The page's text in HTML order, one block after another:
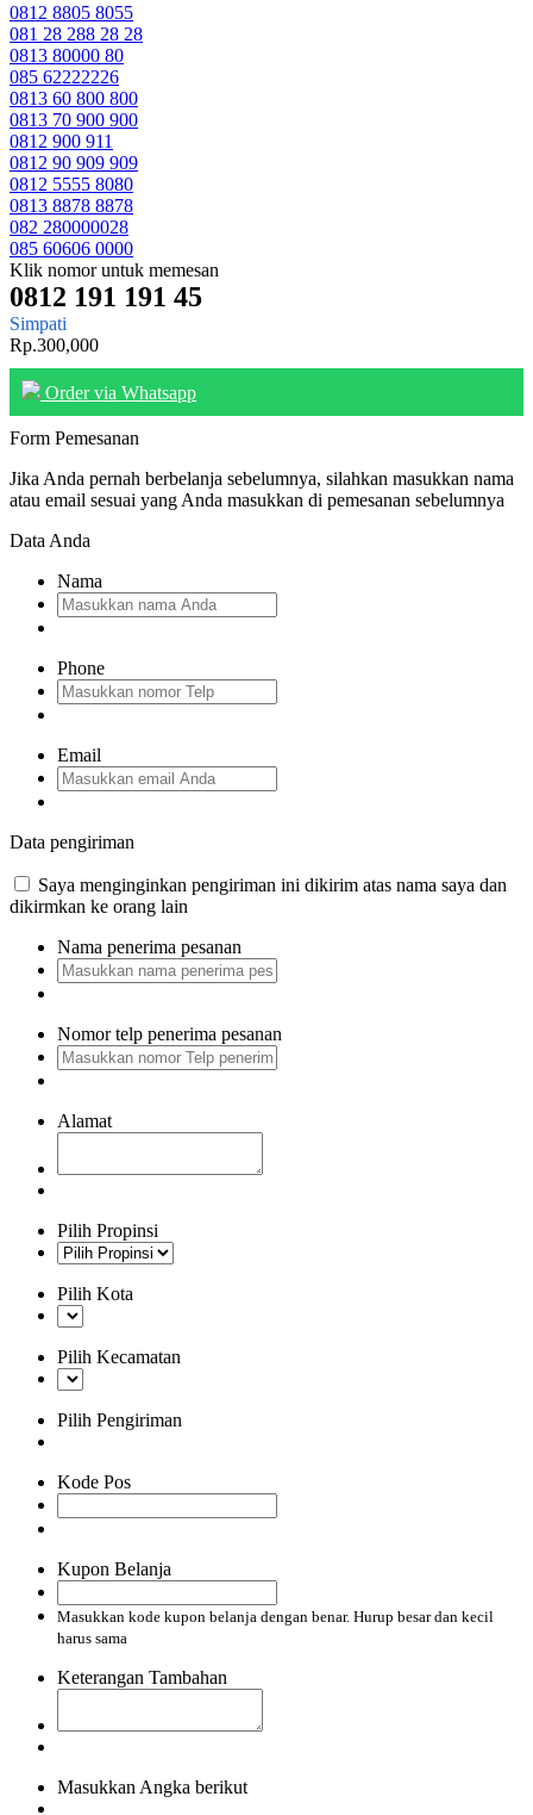
0812 8805 8055
081 28 288 28 28
0813 80000 80
085 62222226
0813 60 800 800
0813 70 900 900
0812 900 911
0812 90 909 909
0812 5555 8080
0813 8878 8878
082 280000028
085 60606 0000
Klik nomor untuk memesan
0812 191 191 45
Simpati
Rp.300,000
Order via Whatsapp
Form Pemesanan
Jika Anda pernah berbelanja sebelumnya, silahkan masukkan nama
atau email sesuai yang Anda masukkan di pemesanan sebelumnya
Data Anda
Nama
Phone
Email
Data pengiriman
Saya menginginkan pengiriman ini dikirim atas nama saya dan
dikirmkan ke orang lain
Nama penerima pesanan
Nomor telp penerima pesanan
Alamat
Pilih Propinsi
Pilih Kota
Pilih Kecamatan
Pilih Pengiriman
Kode Pos
Kupon Belanja
Masukkan kode kupon belanja dengan benar. Hurup besar dan kecil
harus sama
Keterangan Tambahan
Masukkan Angka berikut